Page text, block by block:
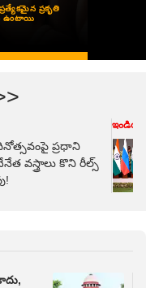
ప్రధాని
వస్త్రాలు కొని రీల్స్
ఇండియా